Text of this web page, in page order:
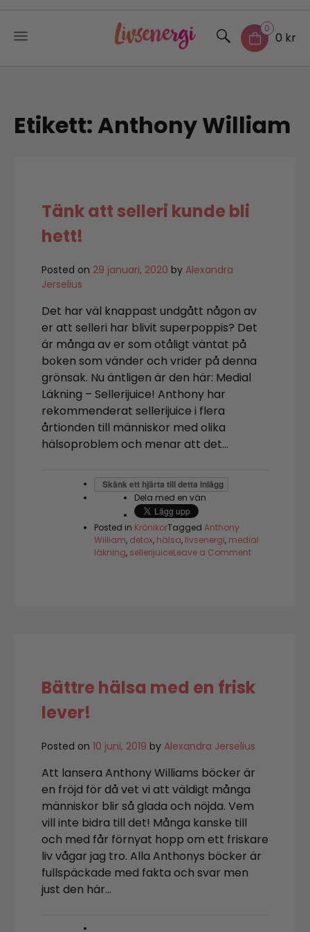
0
0 kr
Etikett:Anthony William
Tänk att selleri kunde bli
hett!
Posted on 29 januari, 2020 by Alexandra
Jerselius
Det har väl knappast undgått någon av
er att selleri har blivit superpoppis? Det
är många av er som otåligt väntat på
boken som vänder och vrider på denna
grönsak. Nu äntligen är den här: Medial
Läkning – Sellerijuice! Anthony har
rekommenderat sellerijuice i flera
årtionden till människor med olika
hälsoproblem och menar att det…
Skänk ett hjärta till detta inlägg
Dela med en vän
Posted in KrönikorTagged Anthony
William, detox, hälsa, livsenergi, medial
läkning, sellerijuiceLeave a Commenton
Bättre hälsa med en frisk
lever!
Posted on 10 juni, 2019 by Alexandra Jerselius
Att lansera Anthony Williams böcker är
en fröjd för då vet vi att väldigt många
människor blir så glada och nöjda. Vem
vill inte bidra till det! Många kanske till
och med får förnyat hopp om ett friskare
liv vågar jag tro. Alla Anthonys böcker är
fullspäckade med fakta och svar men
just den här…